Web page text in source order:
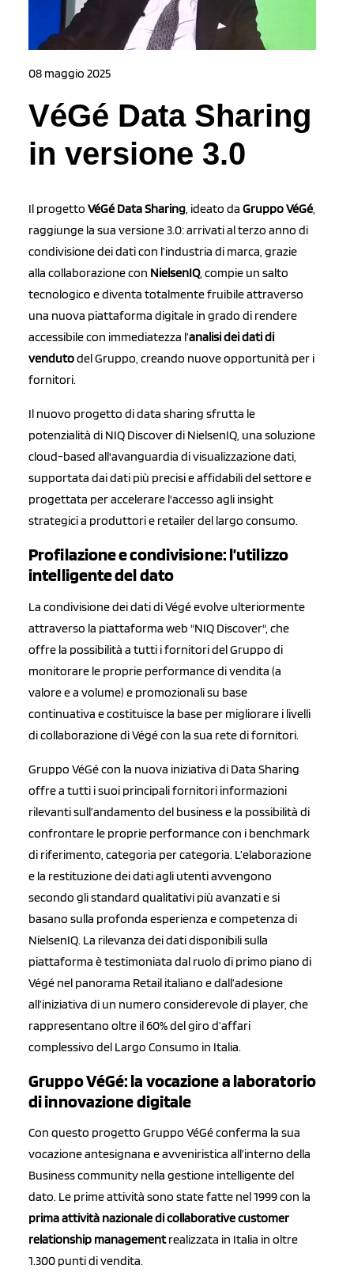
08 maggio 2025
VéGé Data Sharing
in versione 3.0
Il progetto VéGé Data Sharing, ideato da Gruppo VéGé,
raggiunge la sua versione 3.0: arrivati al terzo anno di
condivisione dei dati con l’industria di marca, grazie
alla collaborazione con NielsenIQ, compie un salto
tecnologico e diventa totalmente fruibile attraverso
una nuova piattaforma digitale in grado di rendere
accessibile con immediatezza l’analisi dei dati di
vendutodel Gruppo, creando nuove opportunità per i
fornitori.
Il nuovo progetto di data sharing sfrutta le
potenzialità di NIQ Discover di NielsenIQ, una soluzione
cloud-based all'avanguardia di visualizzazione dati,
supportata dai dati più precisi e affidabili del settore e
progettata per accelerare l'accesso agli insight
strategici a produttori e retailer del largo consumo.
Profilazione e condivisione: l’utilizzo
intelligente del dato
La condivisione dei dati di Végé evolve ulteriormente
attraverso la piattaforma web "NIQ Discover", che
offre la possibilità a tutti i fornitori del Gruppo di
monitorare le proprie performance di vendita (a
valore e a volume) e promozionali su base
continuativa e costituisce la base per migliorare i livelli
di collaborazione di Végé con la sua rete di fornitori.
Gruppo VéGé con la nuova iniziativa di Data Sharing
offre a tutti i suoi principali fornitori informazioni
rilevanti sull’andamento del business e la possibilità di
confrontare le proprie performance con i benchmark
di riferimento, categoria per categoria. L’elaborazione
e la restituzione dei dati agli utenti avvengono
secondo gli standard qualitativi più avanzati e si
basano sulla profonda esperienza e competenza di
NielsenIQ. La rilevanza dei dati disponibili sulla
piattaforma è testimoniata dal ruolo di primo piano di
Végé nel panorama Retail italiano e dall’adesione
all’iniziativa di un numero considerevole di player, che
rappresentano oltre il 60% del giro d’affari
complessivo del Largo Consumo in Italia.
Gruppo VéGé: la vocazione a laboratorio
di innovazione digitale
Con questo progetto Gruppo VéGé conferma la sua
vocazione antesignana e avveniristica all’interno della
Business community nella gestione intelligente del
dato. Le prime attività sono state fatte nel 1999 con la
prima attività nazionale di collaborative customer
relationship managementrealizzata in Italia in oltre
1.300 punti di vendita.